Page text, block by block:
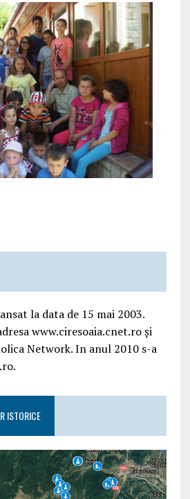
la data de 15 mai 2003.
www.ciresoaia.cnet.ro și
Network. In anul 2010 s-a
ISTORICE